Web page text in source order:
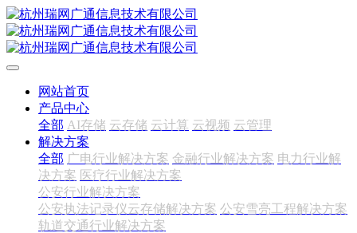
网站首页
产品中心
全部 AI存储 云存储 云计算 云视频 云管理
解决方案
全部 广电行业解决方案 金融行业解决方案 电力行业解
决方案 医疗行业解决方案
公安行业解决方案
公安执法记录仪云存储解决方案 公安雪亮工程解决方案
轨道交通行业解决方案